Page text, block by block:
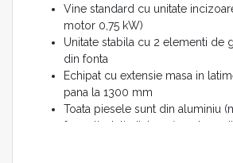
Vine standard cu unitate
motor 0,75 kW)
Unitate stabila cu 2 elementi de
din fonta
Echipat cu extensie masa in
pana la 1300 mm
Toata piesele sunt din aluminiu
formatizat, limitatoare) sunt